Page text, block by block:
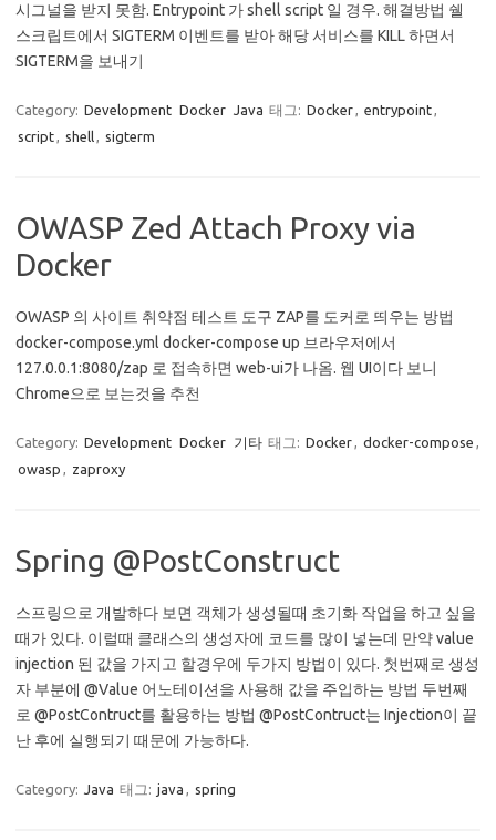
시그널을 받지 못함. Entrypoint 가 shell script 일 경우. 해결방법 쉘
스크립트에서 SIGTERM 이벤트를 받아 해당 서비스를 KILL 하면서
SIGTERM을 보내기
Category: Development Docker Java 태그: Docker, entrypoint,
script, shell, sigterm
OWASP Zed Attach Proxy via
Docker
OWASP 의 사이트 취약점 테스트 도구 ZAP를 도커로 띄우는 방법
docker-compose.yml docker-compose up 브라우저에서
127.0.0.1:8080/zap 로 접속하면 web-ui가 나옴. 웹 UI이다 보니
Chrome으로 보는것을 추천
Category: Development Docker 기타 태그: Docker, docker-compose ,
owasp , zaproxy
Spring @PostConstruct
스프링으로 개발하다 보면 객체가 생성될때 초기화 작업을 하고 싶을
때가 있다. 이럴때 클래스의 생성자에 코드를 많이 넣는데 만약 value
injection 된 값을 가지고 할경우에 두가지 방법이 있다. 첫번째로 생성
자 부분에 @Value 어노테이션을 사용해 값을 주입하는 방법 두번째
로 @PostContruct를 활용하는 방법 @PostContruct는 Injection이 끝
난 후에 실행되기 때문에 가능하다.
Category: Java 태그: java , spring